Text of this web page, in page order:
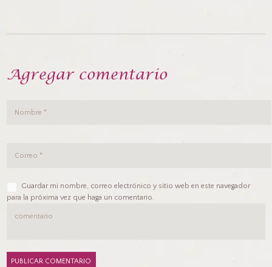
Agregar comentario
Guardar mi nombre, correo electrónico y sitio web en este navegador
para la próxima vez que haga un comentario.